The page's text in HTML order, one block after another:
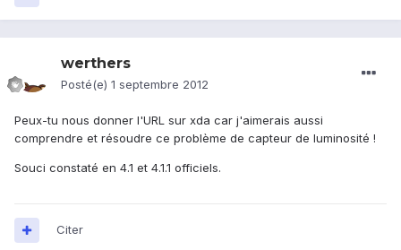
werthers
Posté(e) 1 septembre 2012
Peux-tu nous donner l'URL sur xda car j'aimerais aussi
comprendre et résoudre ce problème de capteur de luminosité !
Souci constaté en 4.1 et 4.1.1 officiels.
Citer